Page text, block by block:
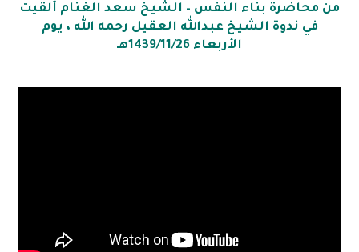
من محاضرة بناء النفس – الشيخ سعد الغنام ألقيت
في ندوة الشيخ عبدالله العقيل رحمه الله ، يوم
الأربعاء 1439/11/26هـ